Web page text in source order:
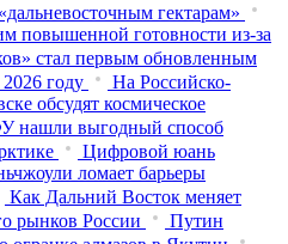
гектарам»
повышенной готовности из‑за
стал первым обновленным
году
На Российско-
обсудят космическое
нашли выгодный способ
Цифровой юань
ломает барьеры
Как Дальний Восток меняет
рынков России
Путин